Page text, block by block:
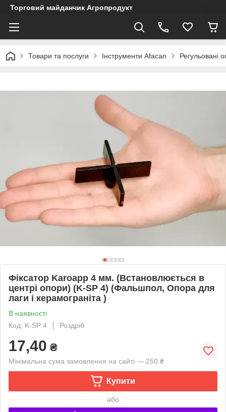
Торговий майданчик Агропродукт
Товари та послуги Інструменти Afacan Регульовані
Фіксатор Karoapp 4 мм. (Встановлюється в
центрі опори) (K-SP 4) (Фальшпол, Опора для
лаги і керамограніта )
В наявності
Код: K-SP 4
Роздріб
17,40 ₴
Мінімальна сума замовлення на сайті — 250 ₴
Купити
або